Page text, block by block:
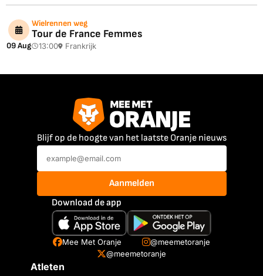
09 Aug
Wielrennen weg
Tour de France Femmes
13:00 Frankrijk
Blijf op de hoogte van het laatste Oranje nieuws
Aanmelden
Download de app
Mee Met Oranje
@meemetoranje
@meemetoranje
Atleten